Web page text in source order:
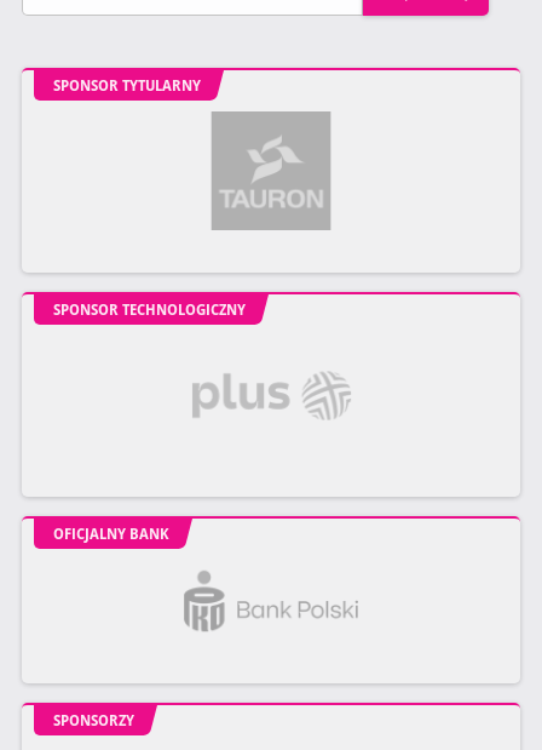
SPONSOR TYTULARNY
SPONSOR TECHNOLOGICZNY
OFICJALNY BANK
SPONSORZY